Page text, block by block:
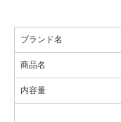
ブランド名
商品名
内容量